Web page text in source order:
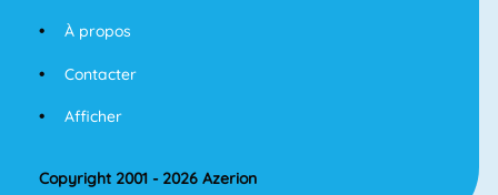
À propos
Contacter
Afficher
Copyright 2001 - 2026 Azerion